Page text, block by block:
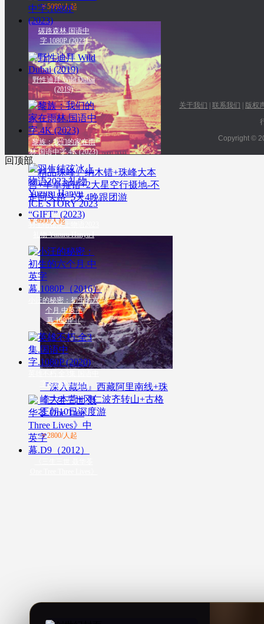
￥5080/人起
『精品珠峰』纳木错+珠峰大本
营+羊卓雍错+2大星空行摄地-不
走回头路_5天4晚跟团游
￥3600/人起
『深入藏地』西藏阿里南线+珠
峰大本营+冈仁波齐转山+古格
王朝10日深度游
￥2800/人起
碳路森林.国语中
字.1080P (2023)
野性迪拜 Wild Dubai
(2019)
黎族：我们的家在雨
林.国语中字.4K (2023)
羽生结弦冰上物语2023
礼物 Yuzuru Hanyu I
小汪的秘密：初生的六
个月.中英字
幕.1080P（
字.1080P (2020)
关于我们 联系我们
版权
Copyright ©
回顶部